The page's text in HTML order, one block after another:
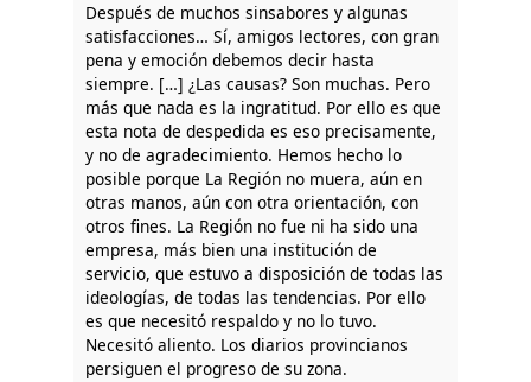
Después de muchos sinsabores y algunas
satisfacciones… Sí, amigos lectores, con gran
pena y emoción debemos decir hasta
siempre. […] ¿Las causas? Son muchas. Pero
más que nada es la ingratitud. Por ello es que
esta nota de despedida es eso precisamente,
y no de agradecimiento. Hemos hecho lo
posible porque La Región no muera, aún en
otras manos, aún con otra orientación, con
otros fines. La Región no fue ni ha sido una
empresa, más bien una institución de
servicio, que estuvo a disposición de todas las
ideologías, de todas las tendencias. Por ello
es que necesitó respaldo y no lo tuvo.
Necesitó aliento. Los diarios provincianos
persiguen el progreso de su zona.